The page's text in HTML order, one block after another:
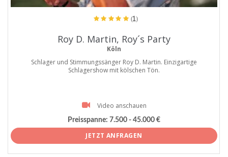
(1)
Roy D. Martin, Roy´s Party
Köln
Schlager und Stimmungssänger Roy D. Martin. Einzigartige
Schlagershow mit kölschen Tön.
Video anschauen
Preisspanne: 7.500 - 45.000 €
JETZT ANFRAGEN